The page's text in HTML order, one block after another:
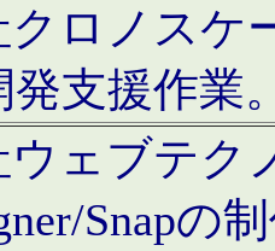
クロノスケ
発支援作業
ェブテク
Snapの